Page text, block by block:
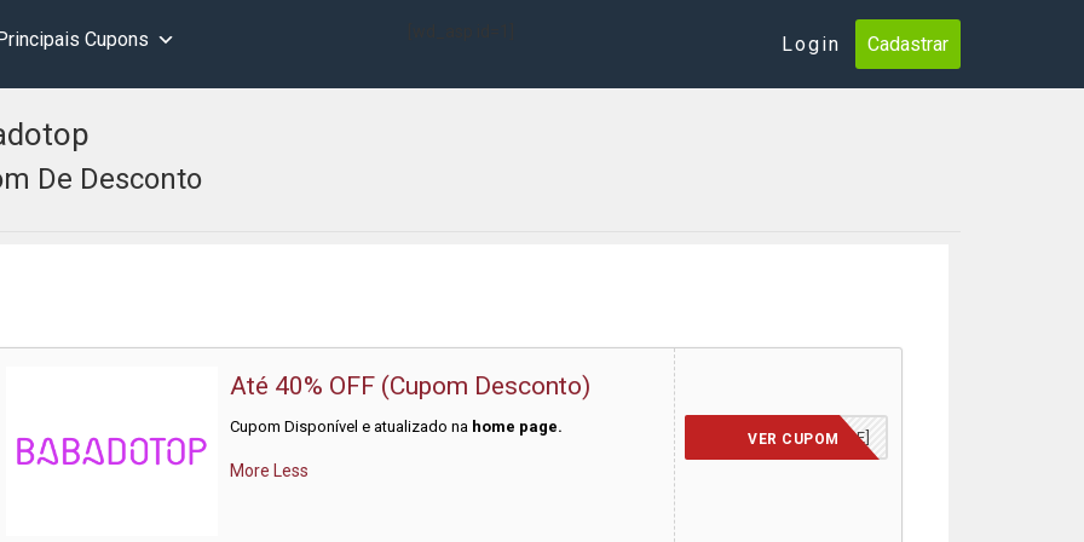
Cupons Login Cadastrar
De Desconto
Até 40% OFF (Cupom Desconto)
Cupom Disponível e atualizado na home page.
More Less
[INSERIDO NA HOME]
VER CUPOM